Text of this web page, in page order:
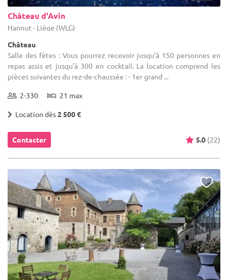
Château d'Avin
Hannut - Liège (WLG)
Château
Salle des fêtes : Vous pourrez recevoir jusqu'à 150 personnes en
repas assis et jusqu'à 300 en cocktail. La location comprend les
pièces suivantes du rez-de-chaussée : - 1er grand ...
2-330 21 max
Location dès2 500 €
Contacter 5.0 (22)